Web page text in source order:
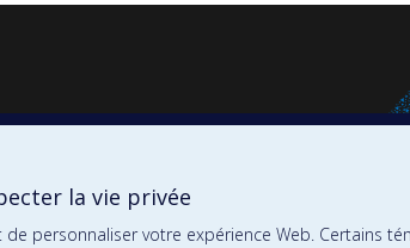
la vie privée
personnaliser votre expérience Web. Certains